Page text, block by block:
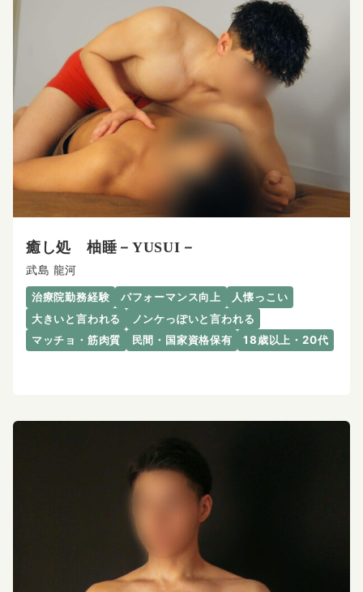
癒し処 柚睡－YUSUI－
武島 龍河
治療院勤務経験 パフォーマンス向上
人懐っこい
大きいと言われる
ノンケっぽいと言われる
マッチョ・筋肉質
民間・国家資格保有 18歳以上・20代